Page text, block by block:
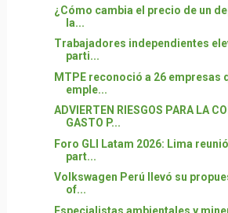
¿Cómo cambia el precio de un
la...
Trabajadores independientes
parti...
MTPE reconoció a 26 empresas
emple...
ADVIERTEN RIESGOS PARA LA
GASTO P...
Foro GLI Latam 2026: Lima
part...
Volkswagen Perú llevó su
of...
Especialistas ambientales y